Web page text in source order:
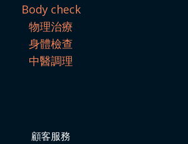
Body check
物理治療
身體檢查
中醫調理
顧客服務